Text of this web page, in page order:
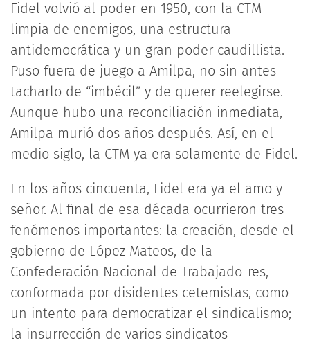
Fidel volvió al poder en 1950, con la CTM
limpia de enemigos, una estructura
antidemocrática y un gran poder caudillista.
Puso fuera de juego a Amilpa, no sin antes
tacharlo de “imbécil” y de querer reelegirse.
Aunque hubo una reconciliación inmediata,
Amilpa murió dos años después. Así, en el
medio siglo, la CTM ya era solamente de Fidel.
En los años cincuenta, Fidel era ya el amo y
señor. Al final de esa década ocurrieron tres
fenómenos importantes: la creación, desde el
gobierno de López Mateos, de la
Confederación Nacional de Trabajado-res,
conformada por disidentes cetemistas, como
un intento para democratizar el sindicalismo;
la insurrección de varios sindicatos